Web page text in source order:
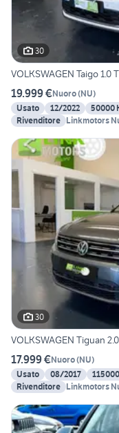
30
VOLKSWAGEN Taigo 1.0
19.999 €Nuoro(NU)
Usato
12/2022 50000
Rivenditore Linkmotors
30
VOLKSWAGEN Tiguan
17.999 €Nuoro(NU)
Usato
08/2017
Rivenditore Linkmotors